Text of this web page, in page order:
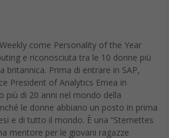
come Personality of the Year
e riconosciuta tra le 10 donne più
britannica. Prima di entrare in SAP,
President of Analytics Emea in
più di 20 anni nel mondo della
le donne abbiano un posto in prima
e di tutto il mondo. È una “Stemettes
mentore per le giovani ragazze
quali la presenza femminile è ancora
di “science, technology, engineering